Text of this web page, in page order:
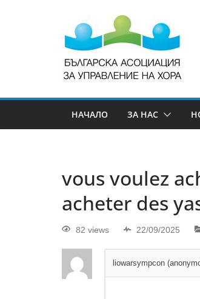
НАЧАЛО ЗА НАС
vous voulez
acheter des
82 views 22/09/2025
liowarsympcon